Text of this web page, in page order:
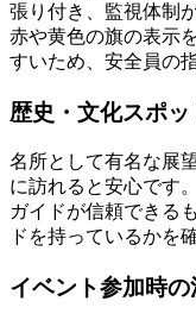
張り付き、監視体制
赤や黄色の旗の表示
すいため、安全員の
歴史・文化スポ
名所として有名な展
に訪れると安心です
ガイドが信頼できる
ドを持っているかを
イベント参加時の